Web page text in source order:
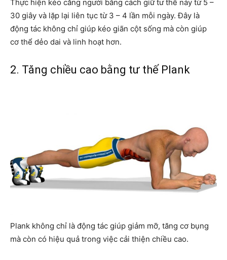
Thực hiện kéo căng người bằng cách giữ tư thế này từ 5 –
30 giây và lặp lại liên tục từ 3 – 4 lần mỗi ngày. Đây là
động tác không chỉ giúp kéo giãn cột sống mà còn giúp
cơ thể dẻo dai và linh hoạt hơn.
2. Tăng chiều cao bằng tư thế Plank
Plank không chỉ là động tác giúp giảm mỡ, tăng cơ bụng
mà còn có hiệu quả trong việc cải thiện chiều cao.